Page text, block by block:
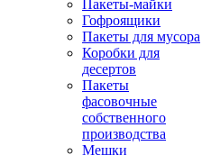
Пакеты-майки
Гофроящики
Пакеты для мусора
Коробки для
десертов
Пакеты
фасовочные
собственного
производства
Мешки